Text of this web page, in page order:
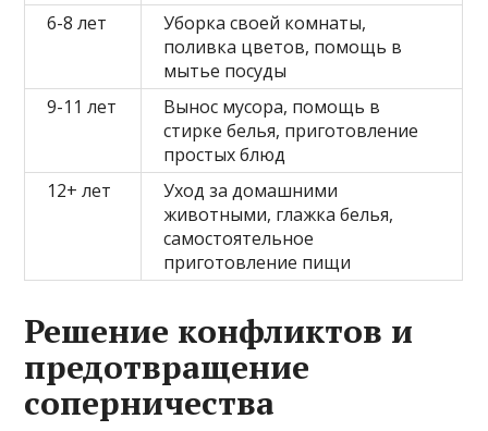
6-8 лет
Уборка своей комнаты,
поливка цветов, помощь в
мытье посуды
9-11 лет
Вынос мусора, помощь в
стирке белья, приготовление
простых блюд
12+ лет
Уход за домашними
животными, глажка белья,
самостоятельное
приготовление пищи
Решение конфликтов и
предотвращение
соперничества